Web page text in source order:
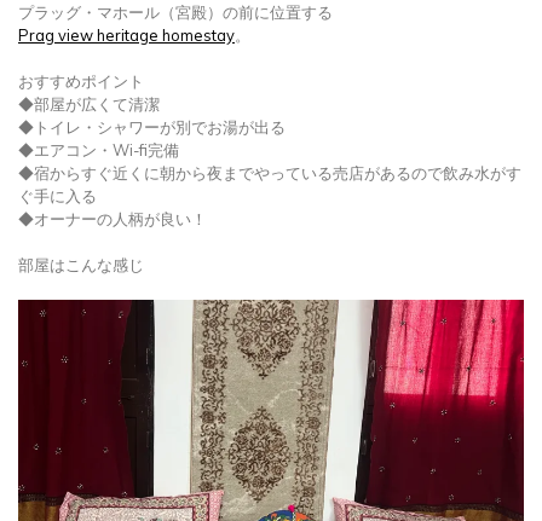
プラッグ・マホール（宮殿）の前に位置する
Prag view heritage homestay。
おすすめポイント
◆部屋が広くて清潔
◆トイレ・シャワーが別でお湯が出る
◆エアコン・Wi-fi完備
◆宿からすぐ近くに朝から夜までやっている売店があるので飲み水がす
ぐ手に入る
◆オーナーの人柄が良い！
部屋はこんな感じ